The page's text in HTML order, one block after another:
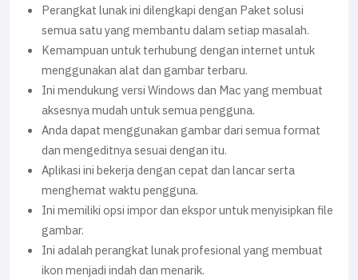
Perangkat lunak ini dilengkapi dengan Paket solusi
semua satu yang membantu dalam setiap masalah.
Kemampuan untuk terhubung dengan internet untuk
menggunakan alat dan gambar terbaru.
Ini mendukung versi Windows dan Mac yang membuat
aksesnya mudah untuk semua pengguna.
Anda dapat menggunakan gambar dari semua format
dan mengeditnya sesuai dengan itu.
Aplikasi ini bekerja dengan cepat dan lancar serta
menghemat waktu pengguna.
Ini memiliki opsi impor dan ekspor untuk menyisipkan file
gambar.
Ini adalah perangkat lunak profesional yang membuat
ikon menjadi indah dan menarik.